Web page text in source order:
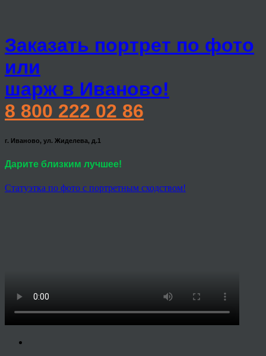
Заказать портрет по фото
или
шарж в Иваново!
8 800 222 02 86
г. Иваново, ул. Жиделева, д.1
Дарите близким лучшее!
Статуэтка по фото с портретным сходством!